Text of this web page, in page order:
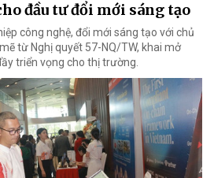
đầu tư đổi mới sáng tạo
công nghệ, đổi mới sáng tạo với chủ
từ Nghị quyết 57-NQ/TW, khai mở
triển vọng cho thị trường.